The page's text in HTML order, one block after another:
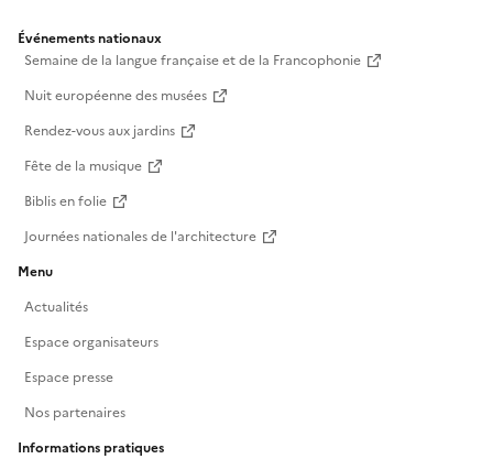
Événements nationaux
Semaine de la langue française et de la Francophonie
Nuit européenne des musées
Rendez-vous aux jardins
Fête de la musique
Biblis en folie
Journées nationales de l'architecture
Menu
Actualités
Espace organisateurs
Espace presse
Nos partenaires
Informations pratiques